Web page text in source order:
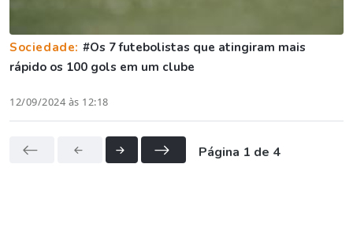
Sociedade: #Os 7 futebolistas que atingiram mais
rápido os 100 gols em um clube
12/09/2024 às 12:18
Página 1 de 4